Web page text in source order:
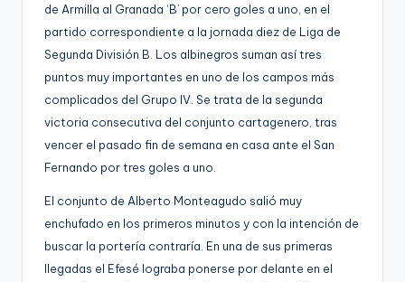
de Armilla al Granada ‘B’ por cero goles a uno, en el
partido correspondiente a la jornada diez de Liga de
Segunda División B. Los albinegros suman así tres
puntos muy importantes en uno de los campos más
complicados del Grupo IV. Se trata de la segunda
victoria consecutiva del conjunto cartagenero, tras
vencer el pasado fin de semana en casa ante el San
Fernando por tres goles a uno.
El conjunto de Alberto Monteagudo salió muy
enchufado en los primeros minutos y con la intención de
buscar la portería contraría. En una de sus primeras
llegadas el Efesé lograba ponerse por delante en el